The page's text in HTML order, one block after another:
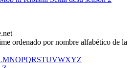
ordenado por nombre alfabético de la
MNOPQRSTUVWXYZ